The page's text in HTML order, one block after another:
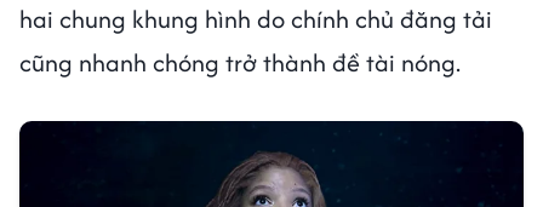
hai chung khung hình do chính chủ đăng tải
cũng nhanh chóng trở thành đề tài nóng.